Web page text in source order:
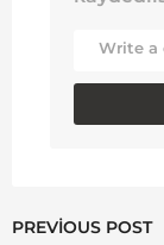
PREVIOUS POST